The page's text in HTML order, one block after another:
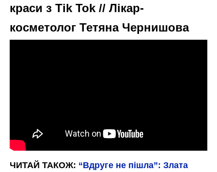
краси з Tik Tok // Лікар-
косметолог Тетяна Чернишова
ЧИТАЙ ТАКОЖ: “Вдруге не пішла”: Злата